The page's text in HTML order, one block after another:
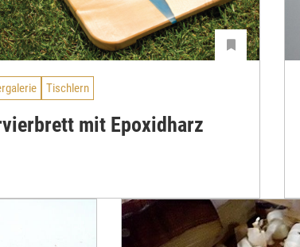
Tischlern
mit Epoxidharz